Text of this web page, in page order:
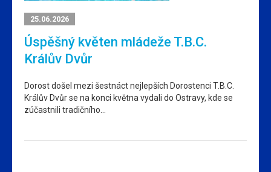
25.06.2026
Úspěšný květen mládeže T.B.C.
Králův Dvůr
Dorost došel mezi šestnáct nejlepších Dorostenci T.B.C.
Králův Dvůr se na konci května vydali do Ostravy, kde se
zúčastnili tradičního…